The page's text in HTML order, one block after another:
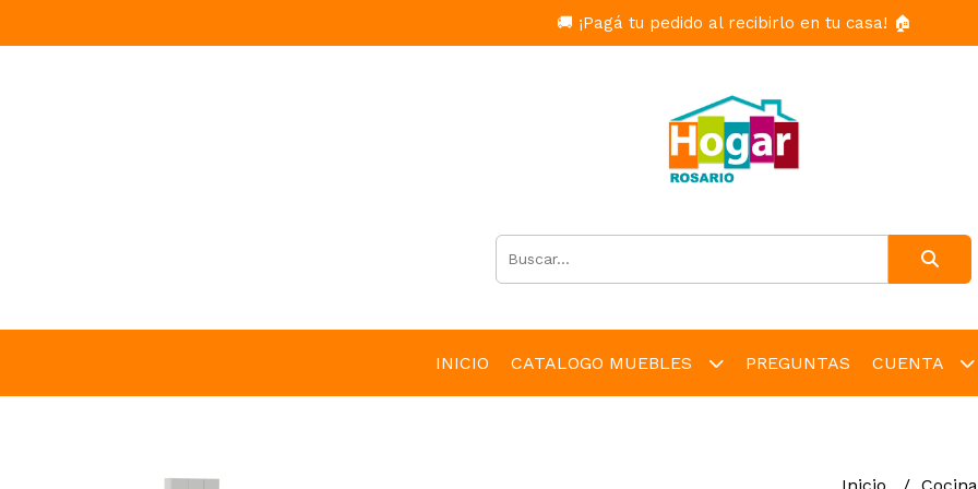
🚚 ¡Pagá tu pedido al recibirlo en tu casa! 🏠
INICIO CATALOGO MUEBLES PREGUNTAS CUENTA